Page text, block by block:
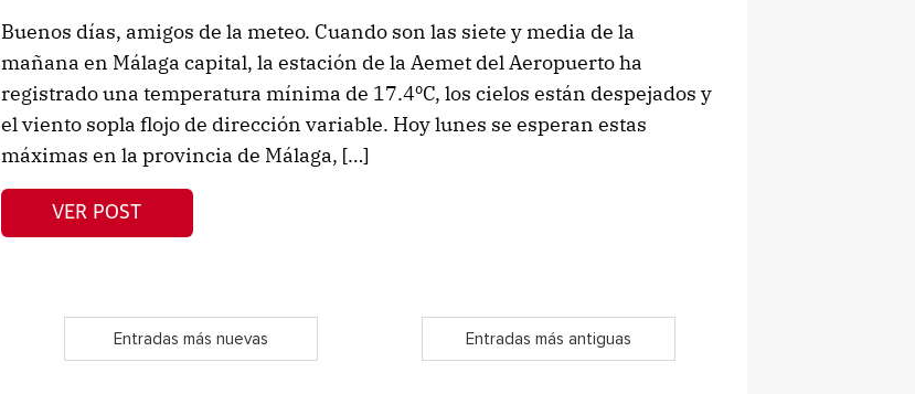
Buenos días, amigos de la meteo. Cuando son las siete y media de la
mañana en Málaga capital, la estación de la Aemet del Aeropuerto ha
registrado una temperatura mínima de 17.4ºC, los cielos están despejados y
el viento sopla flojo de dirección variable. Hoy lunes se esperan estas
máximas en la provincia de Málaga, […]
VER POST
Entradas más nuevas Entradas más antiguas